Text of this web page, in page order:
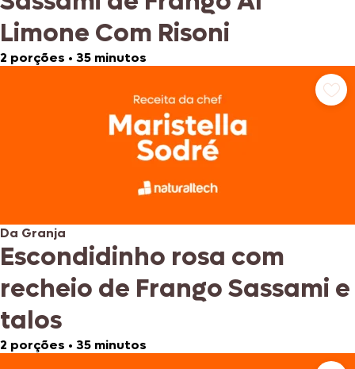
Limone Com Risoni
2 porções • 35 minutos
Da Granja
Escondidinho rosa com
recheio de Frango Sassami e
talos
2 porções • 35 minutos